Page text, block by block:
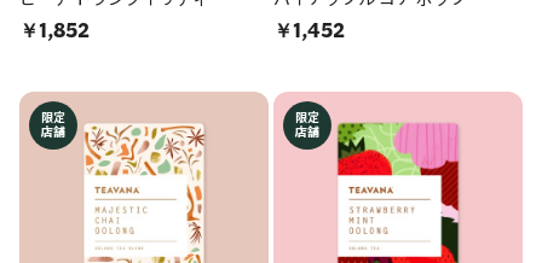
￥1,852 ￥1,452
限定
店舗
限定
店舗